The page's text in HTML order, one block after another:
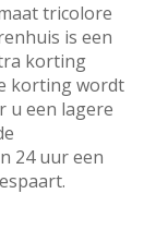
tricolore
is een
korting
korting wordt
u een lagere
24 uur een